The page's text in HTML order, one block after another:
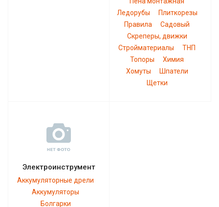
Ледорубы
Плиткорезы
Правила
Садовый
Скреперы, движки
Стройматериалы
ТНП
Топоры
Химия
Хомуты
Шпатели
Щетки
Электроинструмент
Аккумуляторные дрели
Аккумуляторы
Болгарки